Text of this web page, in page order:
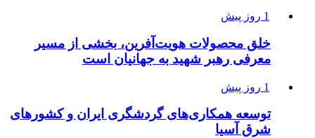
1 روز پیش
خلق محصولات هویت‌آفرین، بخشی از مسیر
معرفی رهبر شهید به جهانیان است
1 روز پیش
توسعه همکاری‌های گردشگری ایران و کشورهای
شرق آسیا